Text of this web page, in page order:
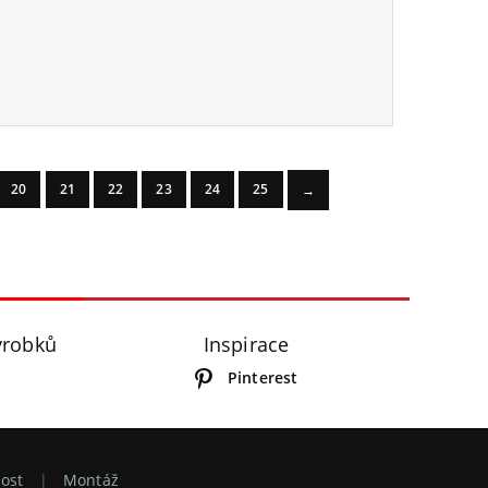
20 21 22 23 24 25 →
Inspirace
Pinterest
Montáž